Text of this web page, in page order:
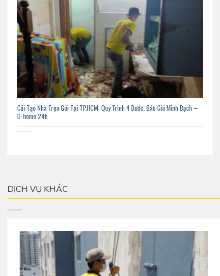
Cải Tạo Nhà Trọn Gói Tại TP.HCM: Quy Trình 4 Bước, Báo Giá Minh Bạch –
D-home 24h
DỊCH VỤ KHÁC